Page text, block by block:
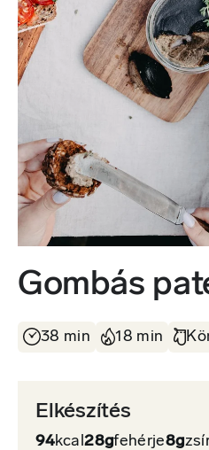
Gombás
38 min 18 min
Elkészítés
94kcal28gfehérje8g